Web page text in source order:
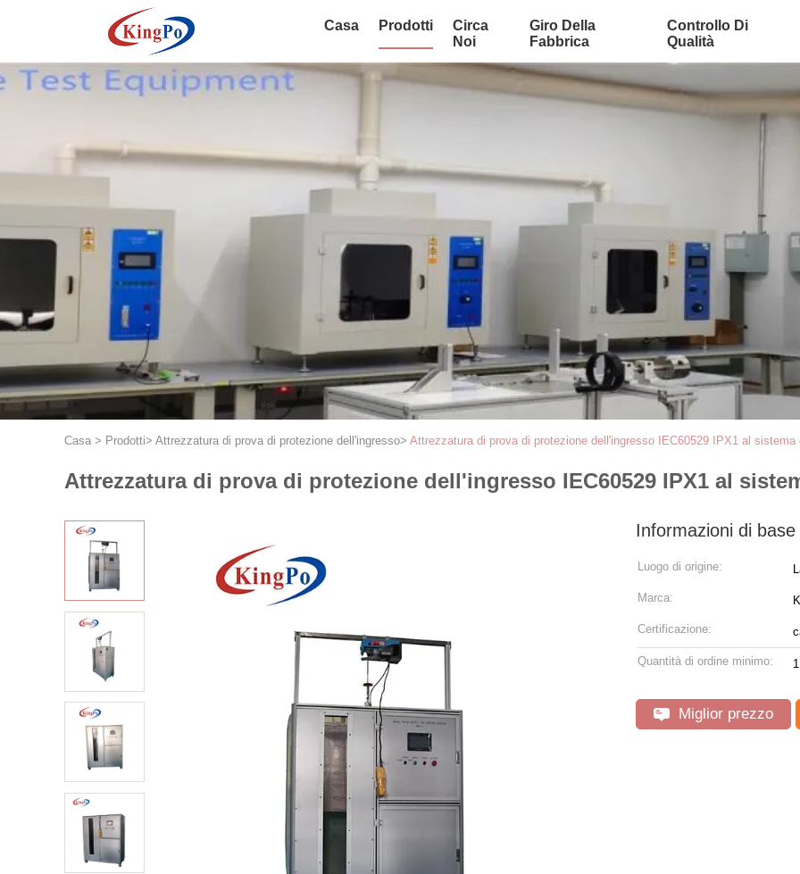
Casa Prodotti
Circa
Noi
Giro Della
Fabbrica
Controllo Di
Qualità
Casa > Prodotti> Attrezzatura di prova di protezione dell'ingresso> Attrezzatura di prova di protezione dell'ingresso IEC60529 IPX1 al
Attrezzatura di prova di protezione dell'ingresso IEC60529 IPX1 al
Informazioni di base
Luogo di origine:
Marca:
Certificazione:
Quantità di ordine minimo: 1
Miglior prezzo